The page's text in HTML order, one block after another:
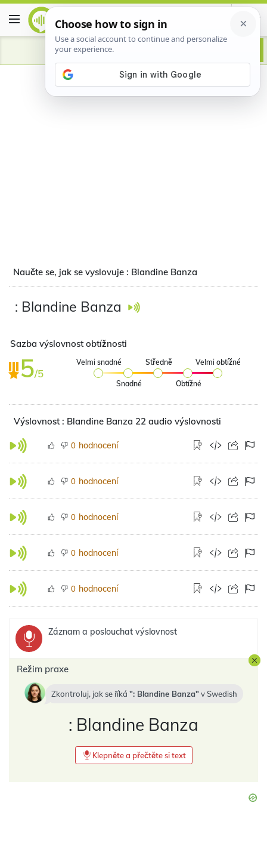
Advertisement
Naučte se, jak se vyslovuje : Blandine Banza
: Blandine Banza
Sazba výslovnost obtížnosti
5/5
Velmi snadné
Snadné
Středně
Obtížné
Velmi obtížné
Výslovnost : Blandine Banza 22 audio výslovnosti
0 hodnocení
0 hodnocení
0 hodnocení
0 hodnocení
0 hodnocení
Záznam a poslouchat výslovnost
Režim praxe
Zkontroluj, jak se říká : Blandine Banza v Swedish
: Blandine Banza
Klepněte a přečtěte si text